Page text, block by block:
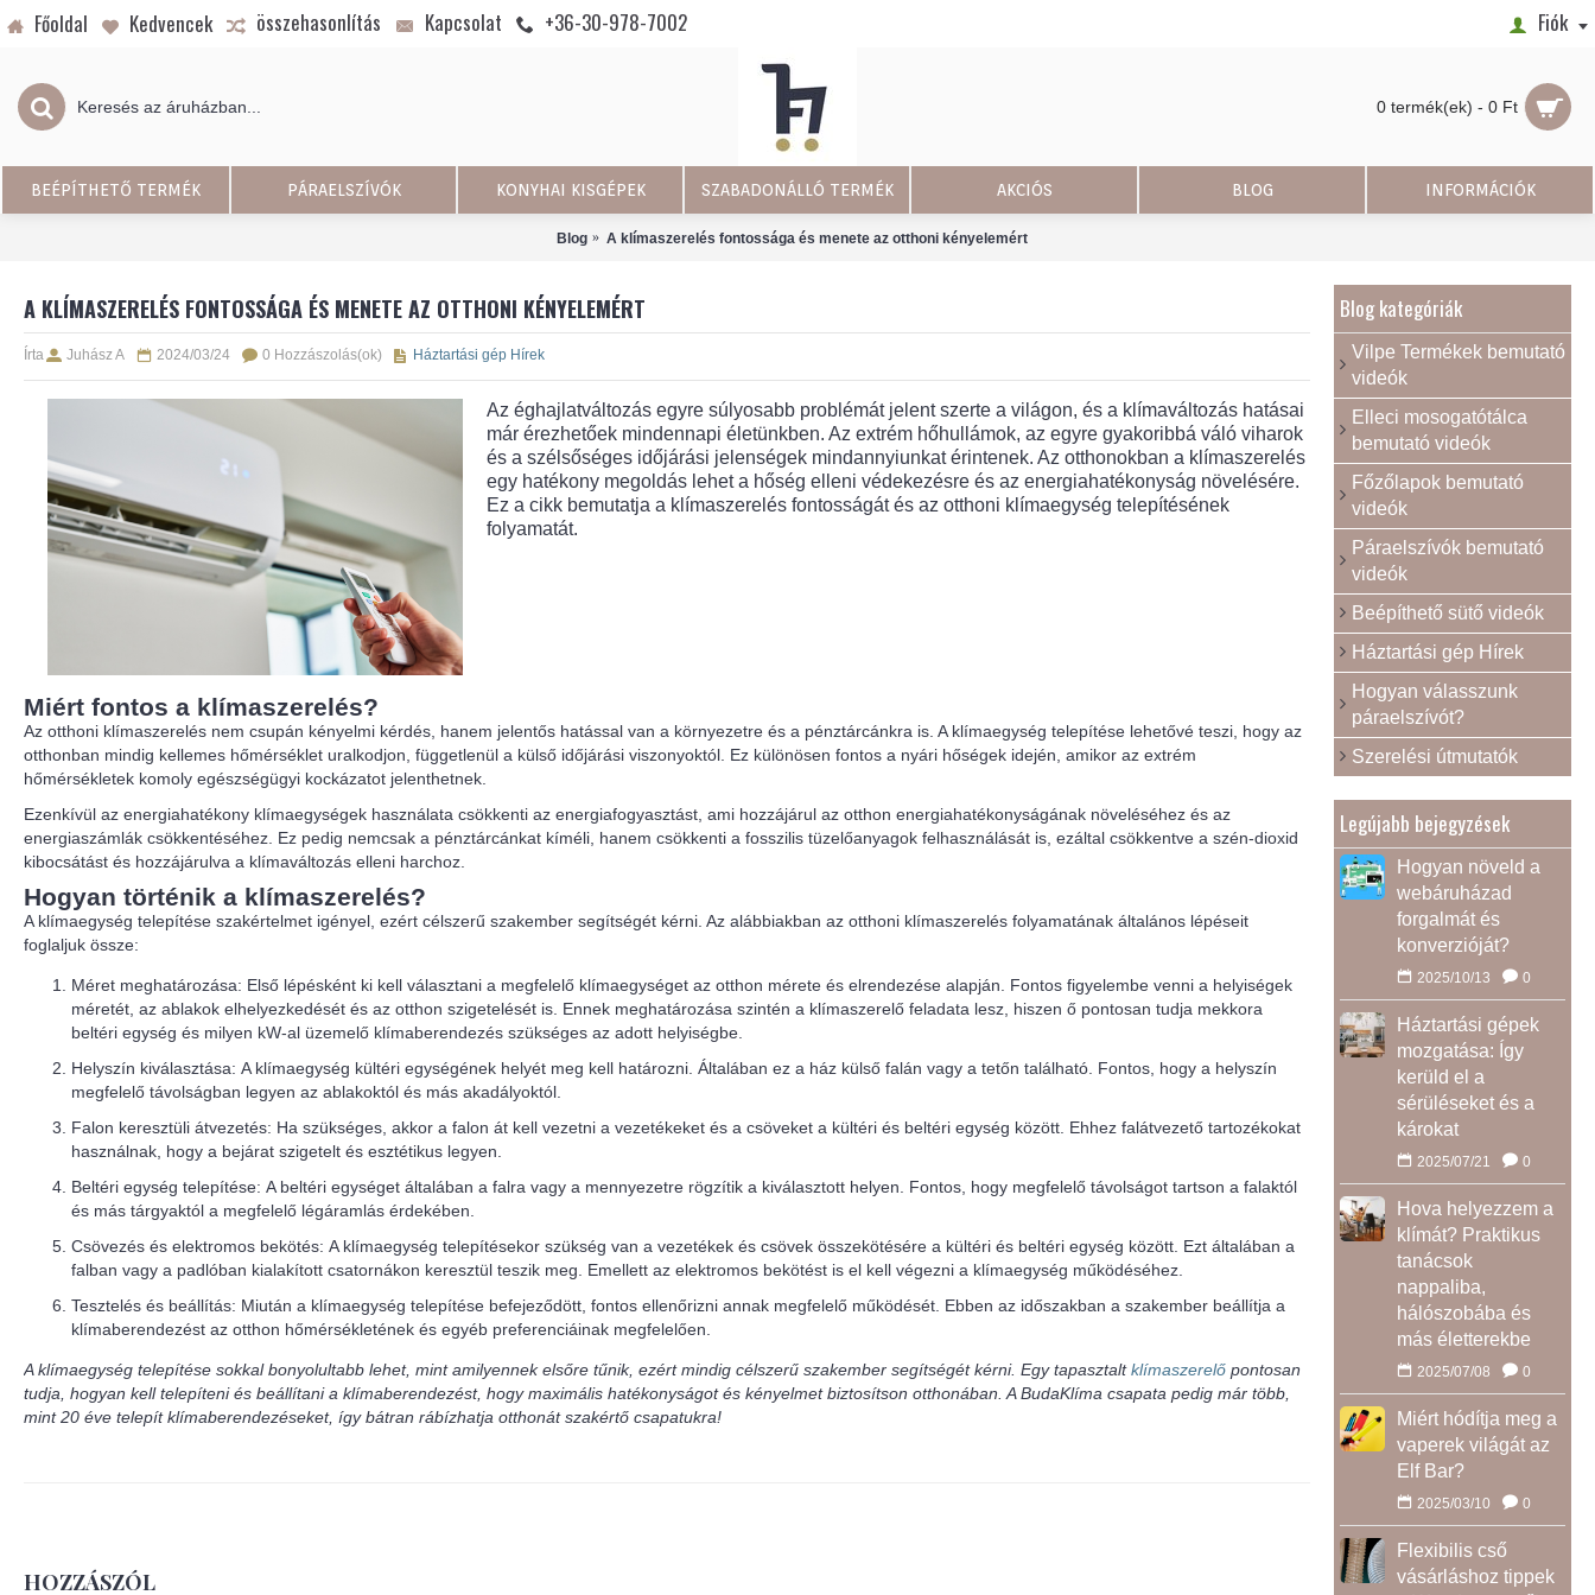
Főoldal Kedvencek összehasonlítás Kapcsolat +36-30-978-7002 Fiók
0 termék(ek) - 0 Ft
BEÉPÍTHETŐ TERMÉK PÁRAELSZÍVÓK KONYHAI KISGÉPEK SZABADONÁLLÓ TERMÉK AKCIÓS BLOG INFORMÁCIÓK
Blog A klímaszerelés fontossága és menete az otthoni kényelemért
Blog kategóriák
Vilpe Termékek bemutató
videók
Elleci mosogatótálca
bemutató videók
Főzőlapok bemutató
videók
Páraelszívók bemutató
videók
Beépíthető sütő videók
Háztartási gép Hírek
Hogyan válasszunk
páraelszívót?
Szerelési útmutatók
Legújabb bejegyzések
Hogyan növeld a
webáruházad
forgalmát és
konverzióját?
2025/10/13 0
Háztartási gépek
mozgatása: Így
kerüld el a
sérüléseket és a
károkat
2025/07/21 0
Hova helyezzem a
klímát? Praktikus
tanácsok
nappaliba,
hálószobába és
más életterekbe
2025/07/08 0
Miért hódítja meg a
vaperek világát az
Elf Bar?
2025/03/10 0
Flexibilis cső
vásárláshoz tippek
A KLÍMASZERELÉS FONTOSSÁGA ÉS MENETE AZ OTTHONI KÉNYELEMÉRT
Írta Juhász A 2024/03/24 0 Hozzászolás(ok) Háztartási gép Hírek
Az éghajlatváltozás egyre súlyosabb problémát jelent szerte a világon, és a klímaváltozás hatásai
már érezhetőek mindennapi életünkben. Az extrém hőhullámok, az egyre gyakoribbá váló viharok
és a szélsőséges időjárási jelenségek mindannyiunkat érintenek. Az otthonokban a klímaszerelés
egy hatékony megoldás lehet a hőség elleni védekezésre és az energiahatékonyság növelésére.
Ez a cikk bemutatja a klímaszerelés fontosságát és az otthoni klímaegység telepítésének
folyamatát.
Miért fontos a klímaszerelés?
Az otthoni klímaszerelés nem csupán kényelmi kérdés, hanem jelentős hatással van a környezetre és a pénztárcánkra is. A klímaegység telepítése lehetővé teszi, hogy az
otthonban mindig kellemes hőmérséklet uralkodjon, függetlenül a külső időjárási viszonyoktól. Ez különösen fontos a nyári hőségek idején, amikor az extrém
hőmérsékletek komoly egészségügyi kockázatot jelenthetnek.
Ezenkívül az energiahatékony klímaegységek használata csökkenti az energiafogyasztást, ami hozzájárul az otthon energiahatékonyságának növeléséhez és az
energiaszámlák csökkentéséhez. Ez pedig nemcsak a pénztárcánkat kíméli, hanem csökkenti a fosszilis tüzelőanyagok felhasználását is, ezáltal csökkentve a szén-dioxid
kibocsátást és hozzájárulva a klímaváltozás elleni harchoz.
Hogyan történik a klímaszerelés?
A klímaegység telepítése szakértelmet igényel, ezért célszerű szakember segítségét kérni. Az alábbiakban az otthoni klímaszerelés folyamatának általános lépéseit
foglaljuk össze:
Méret meghatározása: Első lépésként ki kell választani a megfelelő klímaegységet az otthon mérete és elrendezése alapján. Fontos figyelembe venni a helyiségek
méretét, az ablakok elhelyezkedését és az otthon szigetelését is. Ennek meghatározása szintén a klímaszerelő feladata lesz, hiszen ő pontosan tudja mekkora
beltéri egység és milyen kW-al üzemelő klímaberendezés szükséges az adott helyiségbe.
Helyszín kiválasztása: A klímaegység kültéri egységének helyét meg kell határozni. Általában ez a ház külső falán vagy a tetőn található. Fontos, hogy a helyszín
megfelelő távolságban legyen az ablakoktól és más akadályoktól.
Falon keresztüli átvezetés: Ha szükséges, akkor a falon át kell vezetni a vezetékeket és a csöveket a kültéri és beltéri egység között. Ehhez falátvezető tartozékokat
használnak, hogy a bejárat szigetelt és esztétikus legyen.
Beltéri egység telepítése: A beltéri egységet általában a falra vagy a mennyezetre rögzítik a kiválasztott helyen. Fontos, hogy megfelelő távolságot tartson a falaktól
és más tárgyaktól a megfelelő légáramlás érdekében.
Csövezés és elektromos bekötés: A klímaegység telepítésekor szükség van a vezetékek és csövek összekötésére a kültéri és beltéri egység között. Ezt általában a
falban vagy a padlóban kialakított csatornákon keresztül teszik meg. Emellett az elektromos bekötést is el kell végezni a klímaegység működéséhez.
Tesztelés és beállítás: Miután a klímaegység telepítése befejeződött, fontos ellenőrizni annak megfelelő működését. Ebben az időszakban a szakember beállítja a
klímaberendezést az otthon hőmérsékletének és egyéb preferenciáinak megfelelően.
A klímaegység telepítése sokkal bonyolultabb lehet, mint amilyennek elsőre tűnik, ezért mindig célszerű szakember segítségét kérni. Egy tapasztaltklímaszerelő pontosan
tudja, hogyan kell telepíteni és beállítani a klímaberendezést, hogy maximális hatékonyságot és kényelmet biztosítson otthonában. A BudaKlíma csapata pedig már több,
mint 20 éve telepít klímaberendezéseket, így bátran rábízhatja otthonát szakértő csapatukra!
HOZZÁSZÓL